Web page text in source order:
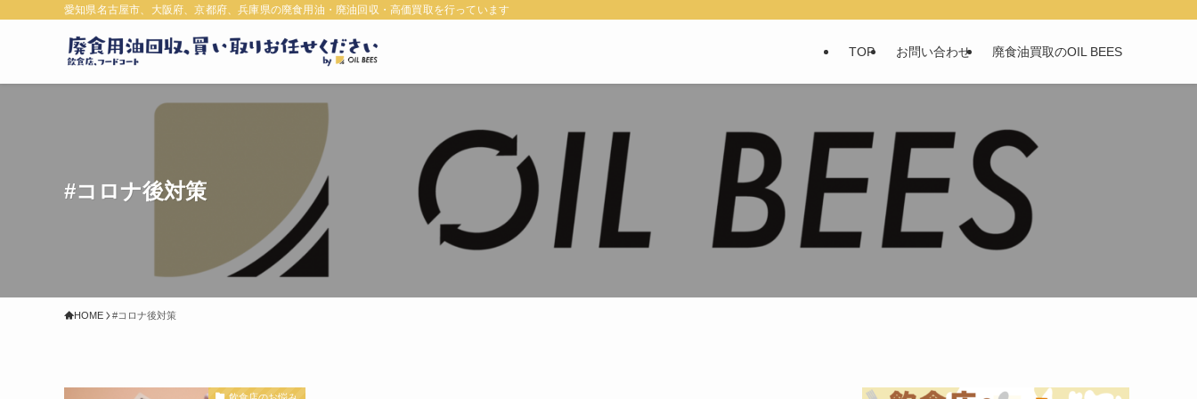
愛知県名古屋市、大阪府、京都府、兵庫県の廃食用油・廃油回収・高価買取を行っています
TOP お問い合わせ 廃食油買取のOIL BEES
#コロナ後対策
HOME #コロナ後対策